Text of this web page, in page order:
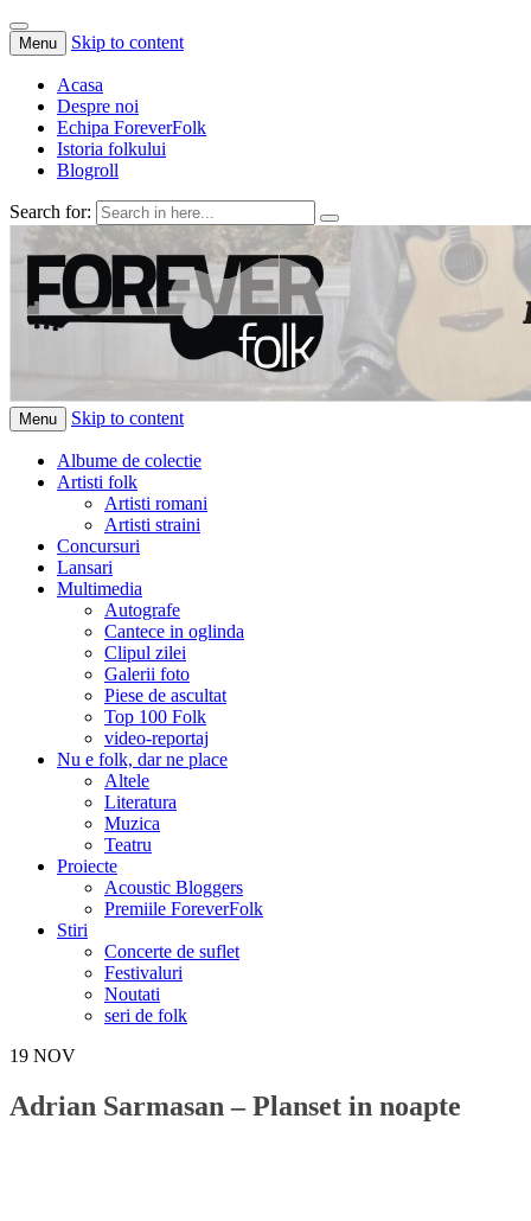
Menu Skip to content
Acasa
Despre noi
Echipa ForeverFolk
Istoria folkului
Blogroll
Search for:
ForeverFolk
Muzica sufletului tau
Menu Skip to content
Albume de colectie
Artisti folk
Artisti romani
Artisti straini
Concursuri
Lansari
Multimedia
Autografe
Cantece in oglinda
Clipul zilei
Galerii foto
Piese de ascultat
Top 100 Folk
video-reportaj
Nu e folk, dar ne place
Altele
Literatura
Muzica
Teatru
Proiecte
Acoustic Bloggers
Premiile ForeverFolk
Stiri
Concerte de suflet
Festivaluri
Noutati
seri de folk
19 NOV
Adrian Sarmasan – Planset in noapte